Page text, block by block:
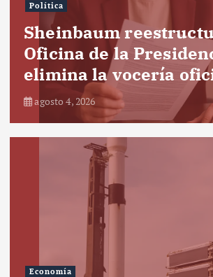
Política
Sheinbaum
Oficina de la
elimina la vocería
agosto 4, 2026
Economía